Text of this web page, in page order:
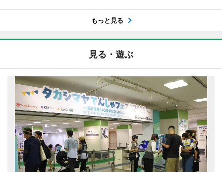
もっと見る
見る・遊ぶ